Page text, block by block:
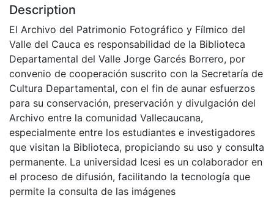
Description
El Archivo del Patrimonio Fotográfico y Fílmico del
Valle del Cauca es responsabilidad de la Biblioteca
Departamental del Valle Jorge Garcés Borrero, por
convenio de cooperación suscrito con la Secretaría de
Cultura Departamental, con el fin de aunar esfuerzos
para su conservación, preservación y divulgación del
Archivo entre la comunidad Vallecaucana,
especialmente entre los estudiantes e investigadores
que visitan la Biblioteca, propiciando su uso y consulta
permanente. La universidad Icesi es un colaborador en
el proceso de difusión, facilitando la tecnología que
permite la consulta de las imágenes